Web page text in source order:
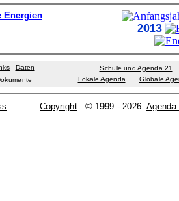
Energien
2013
Daten
Schule und Agenda 21
Lokale Agenda
Globale
Copyright © 1999 - 2026 Agenda